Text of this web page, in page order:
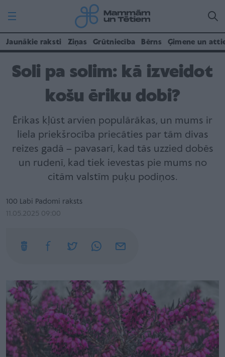
Jaunākie raksti Ziņas Grūtniecība Bērns Ģimene un
Soli pa solim: kā izveidot
košu ēriku dobi?
Ērikas kļūst arvien populārākas, un mums ir
liela priekšrocība priecāties par tām divas
reizes gadā – pavasarī, kad tās uzzied dobēs
un rudenī, kad tiek ievestas pie mums no
citām valstīm puķu podiņos.
100 Labi Padomi raksts
11.05.2025 09:00